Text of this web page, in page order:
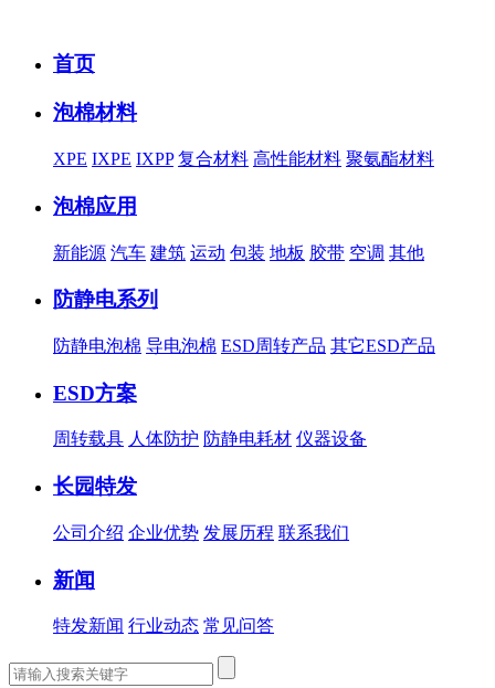
首页
泡棉材料
XPE IXPE IXPP 复合材料 高性能材料 聚氨酯材料
泡棉应用
新能源 汽车 建筑 运动 包装 地板 胶带 空调 其他
防静电系列
防静电泡棉 导电泡棉 ESD周转产品 其它ESD产品
ESD方案
周转载具 人体防护 防静电耗材 仪器设备
长园特发
公司介绍 企业优势 发展历程 联系我们
新闻
特发新闻 行业动态 常见问答